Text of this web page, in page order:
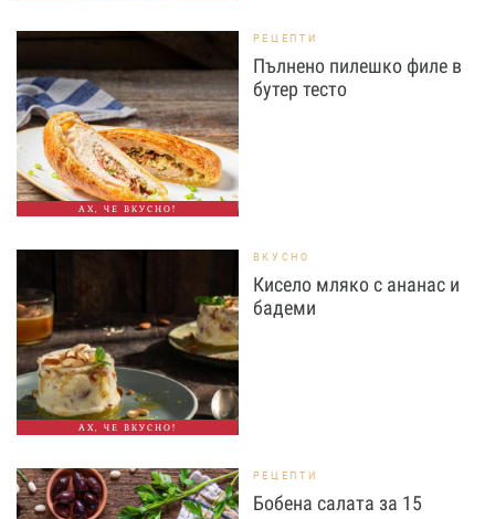
АХ, ЧЕ ВКУСНО!
РЕЦЕПТИ
Пълнено пилешко филе в
бутер тесто
АХ, ЧЕ ВКУСНО!
ВКУСНО
Кисело мляко с ананас и
бадеми
РЕЦЕПТИ
Бобена салата за 15